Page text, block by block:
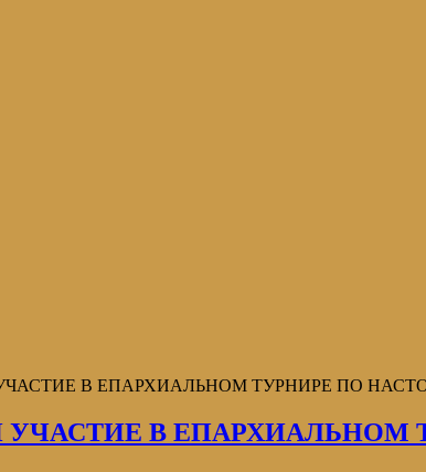
В ЕПАРХИАЛЬНОМ ТУРНИРЕ ПО
В ЕПАРХИАЛЬНОМ